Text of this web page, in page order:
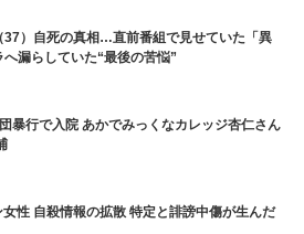
37）自死の真相…直前番組で見せていた「異
漏らしていた“最後の苦悩”
暴行で入院 あかでみっくなカレッジ杏仁さん
性 自殺情報の拡散 特定と誹謗中傷が生んだ